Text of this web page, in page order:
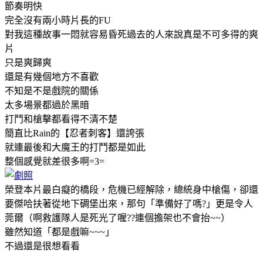
節奏明快
完全沒有兩小時片長的FU
對我這種故事一悶就容易昏死過去的人來說真是不可多得的爽
片
只是爽歸爽
還是有幾個地方不喜歡
不知是不是戲院的關係
太多場景都過於黑暗
打鬥和槍擊都看得不清不楚
簡直比Rain的【忍者刺客】還誇張
就連最後和大魔王的打鬥都是如此
整個感覺就差很多啊=3=
榮登本片最白癡的橋段，危機已經解除，總統身中槍傷，卻還
要傑哈扶著從地下碉堡出來，那句「準備好了嗎?」更是令人
莞爾（啊救護隊人是死光了喔??連個擔架也不會抬~~）
雖然知道「都是戲嘛~~~」
不過還是很想看看